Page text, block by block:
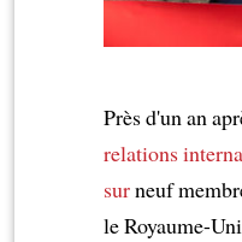
Près d'un an
relations
surneuf
le Royaume-